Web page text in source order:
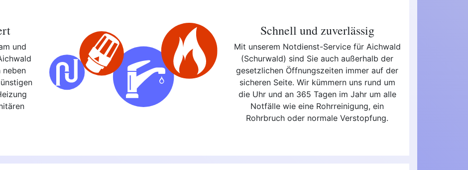
und
neben
Schnell und zuverlässig
Mit unserem Notdienst-Service für Aichwald
(Schurwald) sind Sie auch außerhalb der
gesetzlichen Öffnungszeiten immer auf der
sicheren Seite. Wir kümmern uns rund um
die Uhr und an 365 Tagen im Jahr um alle
Notfälle wie eine Rohrreinigung, ein
Rohrbruch oder normale Verstopfung.